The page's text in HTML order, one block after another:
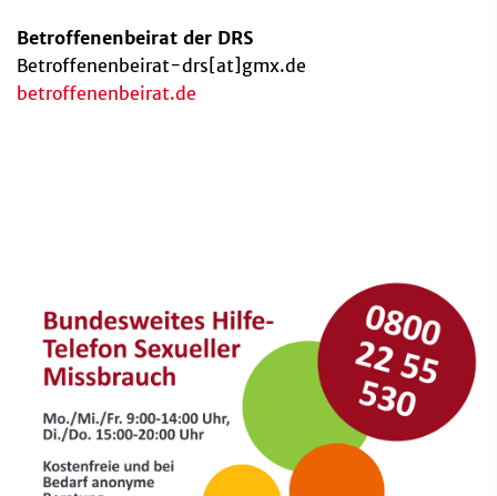
Betroffenenbeirat der DRS
Betroffenenbeirat-drs[at]gmx.de
betroffenenbeirat.de